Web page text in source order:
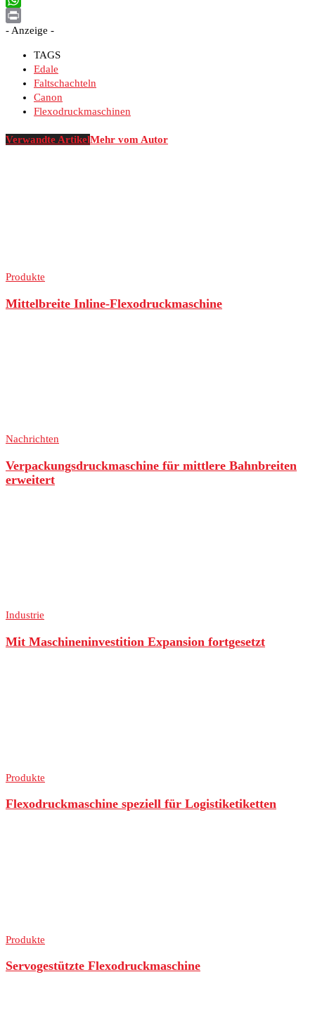
WhatsApp
Print
- Anzeige -
TAGS
Edale
Faltschachteln
Canon
Flexodruckmaschinen
Verwandte ArtikelMehr vom Autor
Produkte
Mittelbreite Inline-Flexodruckmaschine
Nachrichten
Verpackungsdruckmaschine für mittlere Bahnbreiten
erweitert
Industrie
Mit Maschineninvestition Expansion fortgesetzt
Produkte
Flexodruckmaschine speziell für Logistiketiketten
Produkte
Servogestützte Flexodruckmaschine